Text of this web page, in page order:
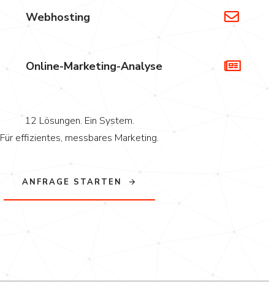
Webhosting
Online-Marketing-Analyse
12 Lösungen. Ein System.
Für effizientes, messbares Marketing.
ANFRAGE STARTEN